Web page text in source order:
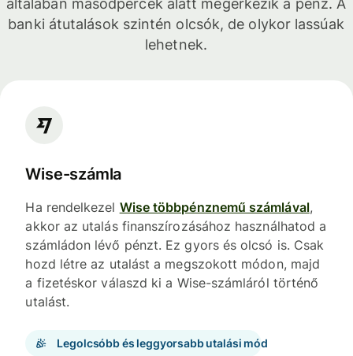
általában másodpercek alatt megérkezik a pénz. A
banki átutalások szintén olcsók, de olykor lassúak
lehetnek.
Wise-számla
Ha rendelkezel Wise többpénznemű számlával,
akkor az utalás finanszírozásához használhatod a
számládon lévő pénzt. Ez gyors és olcsó is. Csak
hozd létre az utalást a megszokott módon, majd
a fizetéskor válaszd ki a Wise-számláról történő
utalást.
Legolcsóbb és leggyorsabb utalási mód